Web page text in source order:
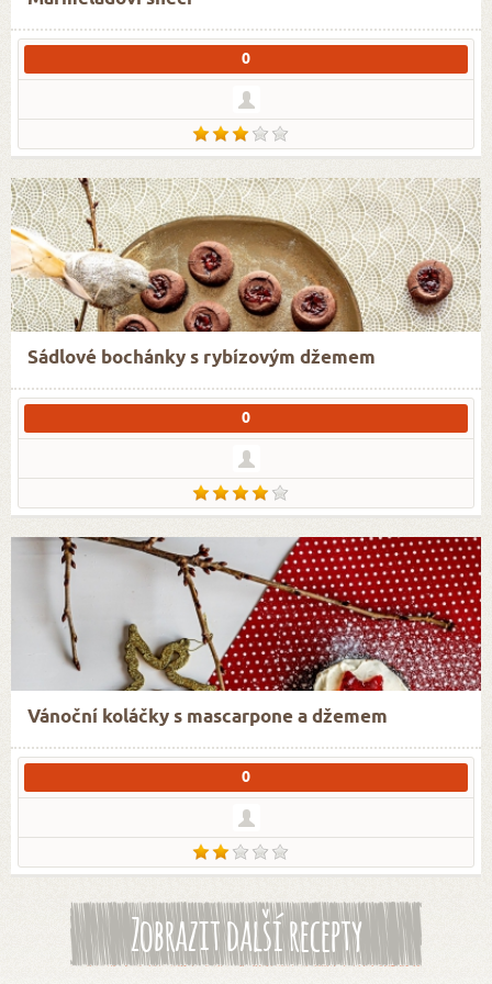
0
Sádlové bochánky s rybízovým džemem
0
Vánoční koláčky s mascarpone a džemem
0
Zobrazit další recepty